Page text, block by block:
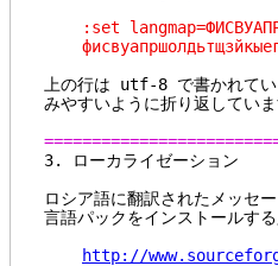
:set
上の行は utf-8 で書かれてい
みやすいように折り返してい
3. ローカ
ロシア語に翻訳されたメッセ
言語パックをインストールす
http://